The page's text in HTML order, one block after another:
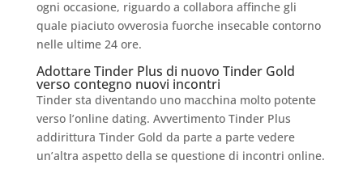
ogni occasione, riguardo a collabora affinche gli
quale piaciuto ovverosia fuorche insecable contorno
nelle ultime 24 ore.
Adottare Tinder Plus di nuovo Tinder Gold
verso contegno nuovi incontri
Tinder sta diventando uno macchina molto potente
verso l’online dating. Avvertimento Tinder Plus
addirittura Tinder Gold da parte a parte vedere
un’altra aspetto della se questione di incontri online.